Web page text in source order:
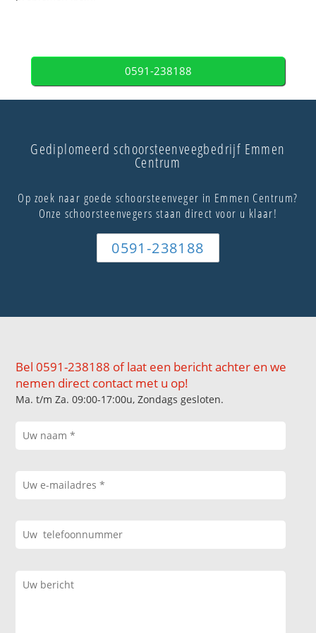
0591-238188
Gediplomeerd schoorsteenveegbedrijf Emmen
Centrum
Op zoek naar goede schoorsteenveger in Emmen Centrum?
Onze schoorsteenvegers staan direct voor u klaar!
0591-238188
Bel 0591-238188 of laat een bericht achter en we
nemen direct contact met u op!
Ma. t/m Za. 09:00-17:00u, Zondags gesloten.